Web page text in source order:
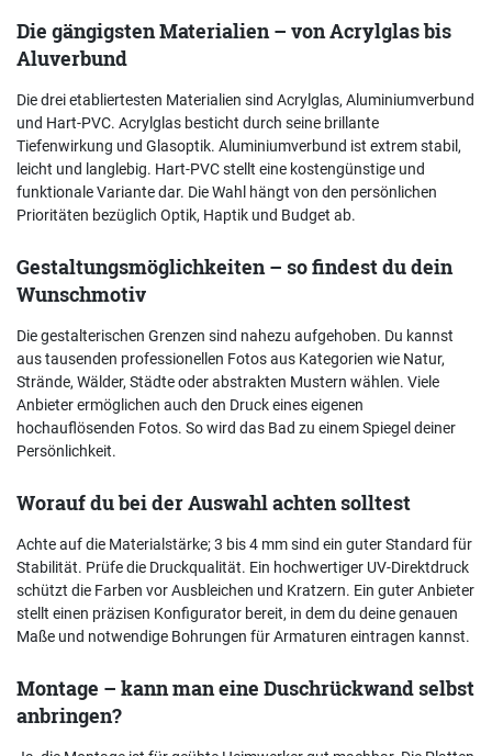
Die gängigsten Materialien – von Acrylglas bis
Aluverbund
Die drei etabliertesten Materialien sind Acrylglas, Aluminiumverbund
und Hart-PVC. Acrylglas besticht durch seine brillante
Tiefenwirkung und Glasoptik. Aluminiumverbund ist extrem stabil,
leicht und langlebig. Hart-PVC stellt eine kostengünstige und
funktionale Variante dar. Die Wahl hängt von den persönlichen
Prioritäten bezüglich Optik, Haptik und Budget ab.
Gestaltungsmöglichkeiten – so findest du dein
Wunschmotiv
Die gestalterischen Grenzen sind nahezu aufgehoben. Du kannst
aus tausenden professionellen Fotos aus Kategorien wie Natur,
Strände, Wälder, Städte oder abstrakten Mustern wählen. Viele
Anbieter ermöglichen auch den Druck eines eigenen
hochauflösenden Fotos. So wird das Bad zu einem Spiegel deiner
Persönlichkeit.
Worauf du bei der Auswahl achten solltest
Achte auf die Materialstärke; 3 bis 4 mm sind ein guter Standard für
Stabilität. Prüfe die Druckqualität. Ein hochwertiger UV-Direktdruck
schützt die Farben vor Ausbleichen und Kratzern. Ein guter Anbieter
stellt einen präzisen Konfigurator bereit, in dem du deine genauen
Maße und notwendige Bohrungen für Armaturen eintragen kannst.
Montage – kann man eine Duschrückwand selbst
anbringen?